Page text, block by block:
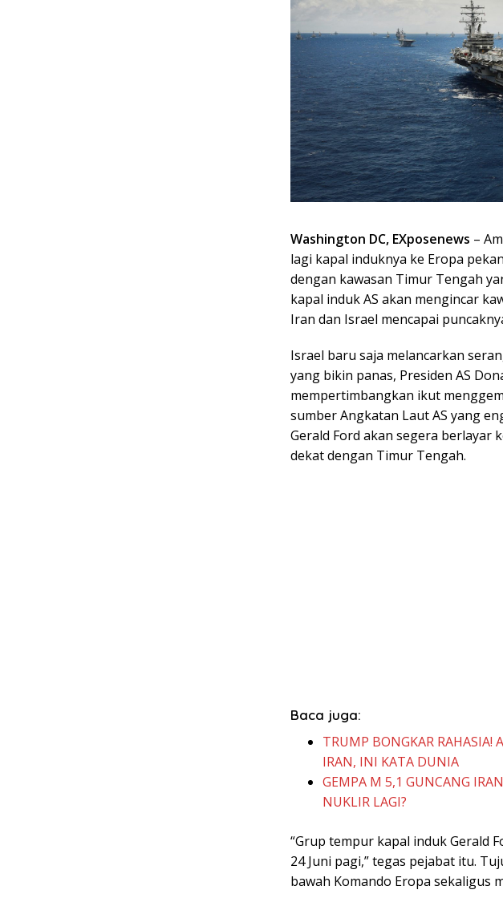
Washington DC, EXposenews –
lagi kapal induknya ke Eropa
dengan kawasan Timur Tengah
kapal induk AS akan mengincar
Iran dan Israel mencapai
Israel baru saja melancarkan
yang bikin panas, Presiden AS
mempertimbangkan ikut
sumber Angkatan Laut AS yang
Gerald Ford akan segera berlayar
dekat dengan Timur Tengah.
Baca juga:
TRUMP BONGKAR RAHASIA!
IRAN, INI KATA DUNIA
GEMPA M 5,1 GUNCANG
NUKLIR LAGI?
“Grup tempur kapal induk Gerald
24 Juni pagi,” tegas pejabat itu.
bawah Komando Eropa sekaligus